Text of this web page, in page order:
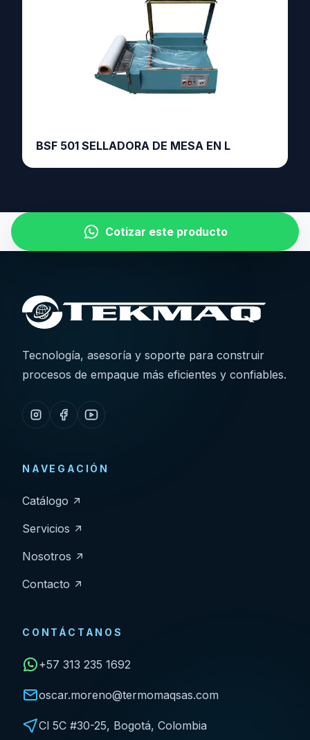
BSF 501 SELLADORA DE MESA EN L
Cotizar este producto
Tecnología, asesoría y soporte para construir
procesos de empaque más eficientes y confiables.
NAVEGACIÓN
Catálogo
Servicios
Nosotros
Contacto
CONTÁCTANOS
+57 313 235 1692
oscar.moreno@termomaqsas.com
Cl 5C #30-25, Bogotá, Colombia